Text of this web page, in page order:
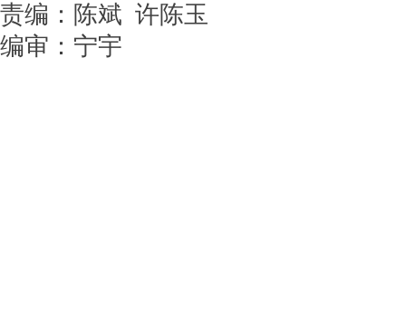
责编：陈斌 许陈玉
编审：宁宇